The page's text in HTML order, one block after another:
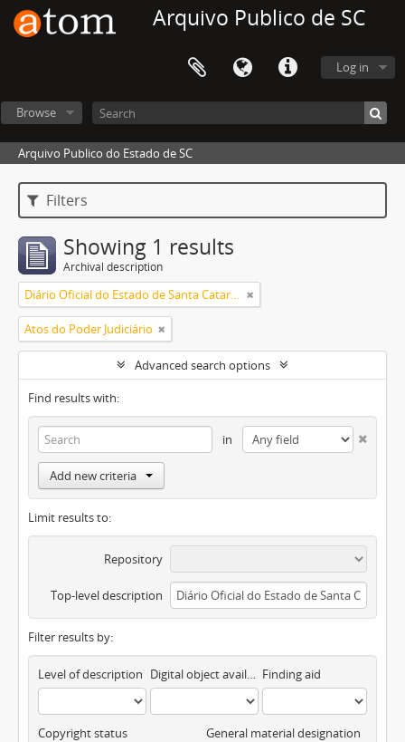
Arquivo Publico de SC
Log in
Browse
Arquivo Publico do Estado de SC
Filters
Showing 1 results
Archival description
Diário Oficial do Estado de Santa Catarina
Atos do Poder Judiciário
Advanced search options
Find results with:
in
Add new criteria
Limit results to:
Repository
Top-level description
Filter results by:
Level of description Digital object available Finding aid
Copyright status General material designation